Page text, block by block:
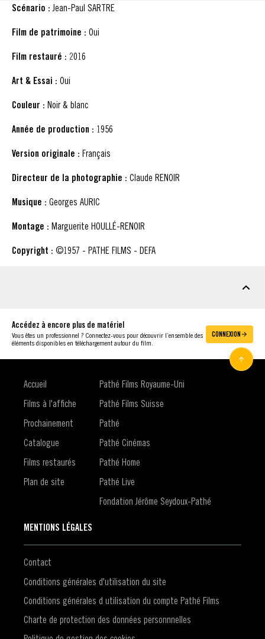
Scénario : Jean-Paul SARTRE
Film de patrimoine : Oui
Film restauré : 2016
Art & Essai : Oui
Couleur : Noir & blanc
Année de production : 1956
Version originale : Français
Directeur de la photographie : Claude RENOIR
Musique : Georges AURIC
Montage : Marguerite HOULLÉ-RENOIR
Copyright : ©1957 - PATHE FILMS - DEFA
Accédez à encore plus de matériel
Vous êtes un professionnel ? Connectez-vous pour découvrir l’ensemble des
éléments disponibles en téléchargement autour du film.
CONNEXION
Accueil
Films à l'affiche
Prochainement
Catalogue
Films restaurés
Plan de site
Pathé Films Royaume-Uni
Pathé Films Suisse
Pathé
Pathé Cinémas
Pathé Home
Pathé Live
Fondation Jérôme Seydoux-Pathé
MENTIONS LÉGALES
Contact
Conditions générales d'utilisation du site
Conditions générales d utilisation du compte Pathé Films
Charte de protection des données personnnelles